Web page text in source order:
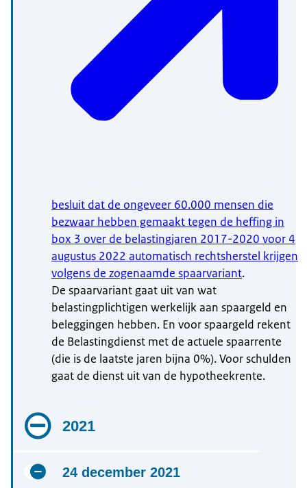
besluit dat de ongeveer 60.000 mensen die
bezwaar hebben gemaakt tegen de heffing in
box 3 over de belastingjaren 2017-2020 voor 4
augustus 2022 automatisch rechtsherstel krijgen
volgens de zogenaamde spaarvariant.
De spaarvariant gaat uit van wat
belastingplichtigen werkelijk aan spaargeld en
beleggingen hebben. En voor spaargeld rekent
de Belastingdienst met de actuele spaarrente
(die is de laatste jaren bijna 0%). Voor schulden
gaat de dienst uit van de hypotheekrente.
2021
24 december 2021